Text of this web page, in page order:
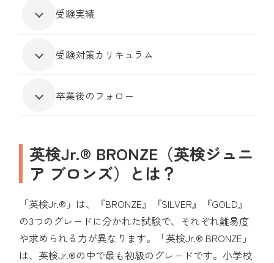
受験実績
受験対策カリキュラム
卒業後のフォロー
英検Jr.® BRONZE（英検ジュニ
ア ブロンズ）とは？
「英検Jr.®」は、『BRONZE』『SILVER』『GOLD』
の3つのグレードに分かれた試験で、それぞれ難易度
や求められる力が異なります。「英検Jr.® BRONZE」
は、英検Jr.®の中で最も初級のグレードです。小学校